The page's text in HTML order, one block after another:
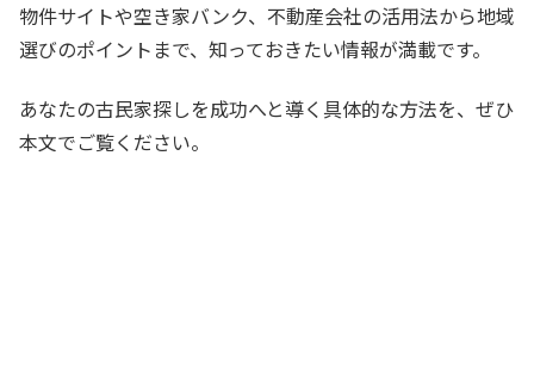
物件サイトや空き家バンク、不動産会社の活用法から地域
選びのポイントまで、知っておきたい情報が満載です。
あなたの古民家探しを成功へと導く具体的な方法を、ぜひ
本文でご覧ください。